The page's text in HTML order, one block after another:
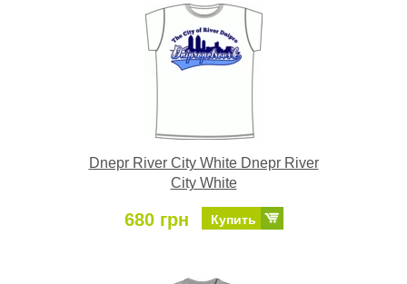
Dnepr River City White Dnepr River
City White
680 грн Купить